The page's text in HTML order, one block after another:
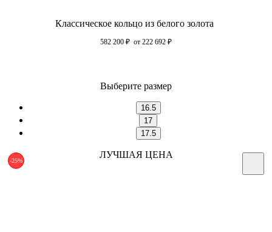
Классическое кольцо из белого золота
582 200 ₽ от 222 692 ₽
Выберите размер
16.5
17
17.5
-25%
ЛУЧШАЯ ЦЕНА